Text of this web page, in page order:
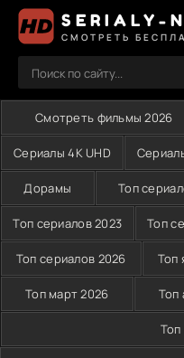
SERIALY-
СМОТРЕТЬ
Смотреть фильмы 2026
Сериалы 4K UHD
Дорамы Топ
Топ сериалов 2023 Топ
Топ сериалов 2026 Топ
Топ март 2026 Топ